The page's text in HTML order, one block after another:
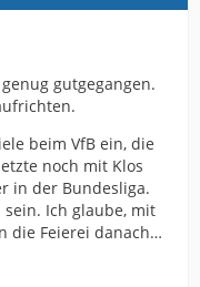
gutgegangen.
beim VfB ein, die
noch mit Klos
in der Bundesliga.
sein. Ich glaube, mit
die Feierei danach…